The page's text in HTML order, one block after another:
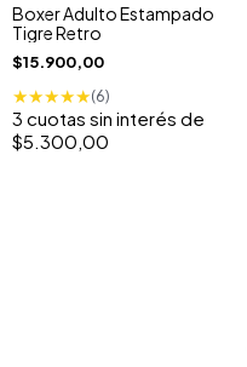
Boxer Adulto Estampado
Tigre Retro
$15.900,00
★★★★★(6)
3 cuotas sin interés de
$5.300,00